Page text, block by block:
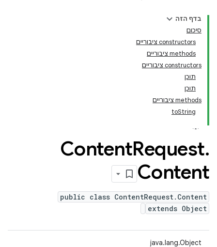
בדף הזה
סיכום
‫constructors ציבוריים
‫methods ציבוריים
‫constructors ציבוריים
תוכן
תוכן
‫methods ציבוריים
toString
ContentRequest.
Content
public class ContentRequest.Content
extends Object
java.lang.Object